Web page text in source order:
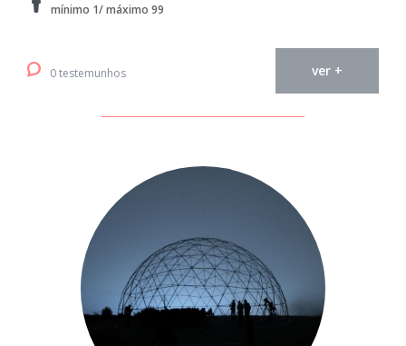
mínimo 1/ máximo 99
0 testemunhos ver +